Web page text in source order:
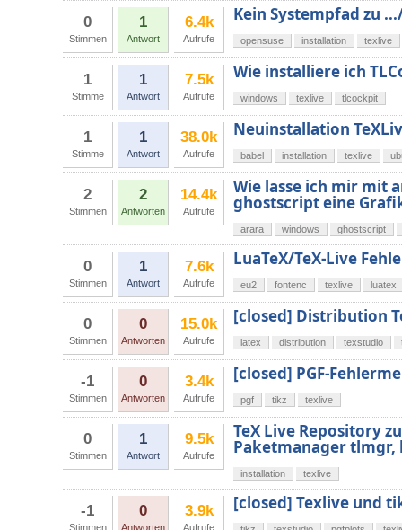
0
Stimmen
1
Antwort
6.4k
Aufrufe
Kein Systempfad zu
opensuse installation texlive
1
Stimme
1
Antwort
7.5k
Aufrufe
Wie installiere ich
windows texlive tlcockpit
1
Stimme
1
Antwort
38.0k
Aufrufe
Neuinstallation
babel installation texlive
2
Stimmen
2
Antworten
14.4k
Aufrufe
Wie lasse ich mir mit
ghostscript eine
arara windows ghostscript
0
Stimmen
1
Antwort
7.6k
Aufrufe
LuaTeX/TeX-Live
eu2 fontenc texlive luatex
0
Stimmen
0
Antworten
15.0k
Aufrufe
[closed] Distribution
latex distribution texstudio
-1
Stimmen
0
Antworten
3.4k
Aufrufe
[closed] PGF-
pgf tikz texlive
0
Stimmen
1
Antwort
9.5k
Aufrufe
TeX Live Repository
Paketmanager
installation texlive
-1
Stimmen
0
Antworten
3.9k
Aufrufe
[closed] Texlive und